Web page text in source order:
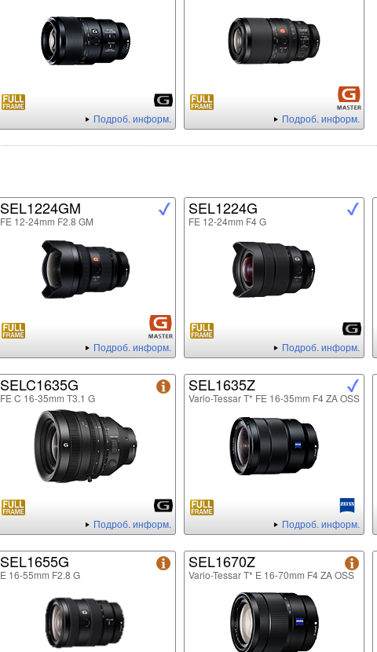
Подроб. информ. Подроб. информ.
SEL1224GM
FE 12-24mm F2.8 GM
Подроб. информ.
SEL1224G
FE 12-24mm F4 G
Подроб. информ.
SELC1635G
FE C 16-35mm T3.1 G
Подроб. информ.
SEL1635Z
Vario-Tessar T* FE 16-35mm F4 ZA OSS
Подроб. информ.
SEL1655G
E 16-55mm F2.8 G
SEL1670Z
Vario-Tessar T* E 16-70mm F4 ZA OSS